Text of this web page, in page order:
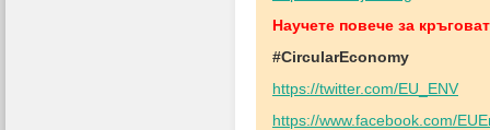
Научете повече за
#CircularEconomy
https://twitter.com/EU_ENV
https://www.facebook.com/